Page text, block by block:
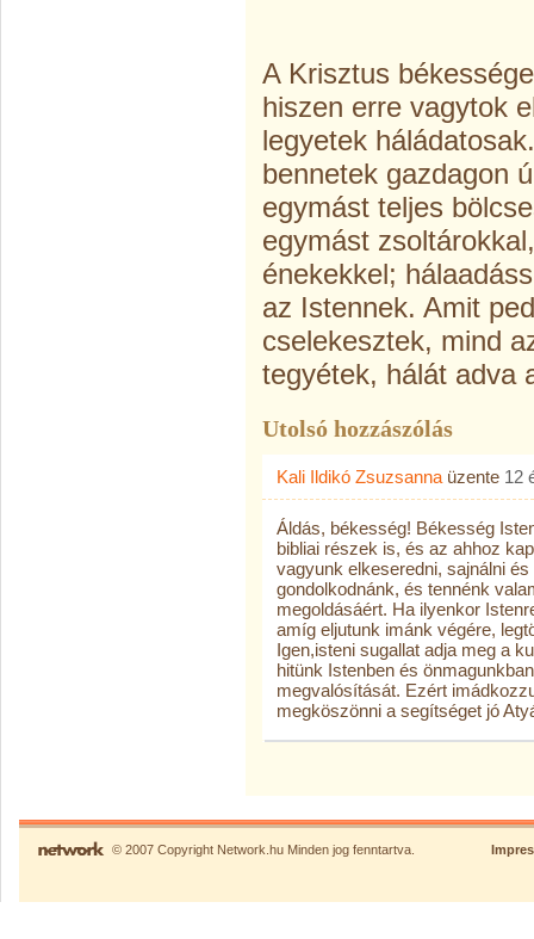
A Krisztus
hiszen erre vagytok
legyetek
bennetek gazdagon
egymást teljes
egymást
énekekkel;
az Istennek. Amit
cselekesztek, mind
tegyétek, hálát adva
Utolsó hozzászólás
Kali Ildikó Zsuzsanna üzente 12
Áldás, békesség! Békesség
bibliai részek is, és az ahhoz
vagyunk elkeseredni, sajnálni
gondolkodnánk, és tennénk
megoldásáért. Ha ilyenkor
amíg eljutunk imánk végére,
Igen,isteni sugallat adja meg a
hitünk Istenben és
megvalósítását. Ezért
megköszönni a segítséget jó
© 2007 Copyright Network.hu Minden jog fenntartva.